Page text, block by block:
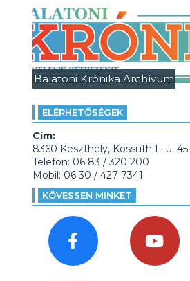
Balatoni Krónika Archívum
ELÉRHETŐSÉGEK
Cím:
8360 Keszthely, Kossuth L. u. 45.
Telefon: 06 83 / 320 200
Mobil: 06 30 / 427 7341
KÖVESSEN MINKET